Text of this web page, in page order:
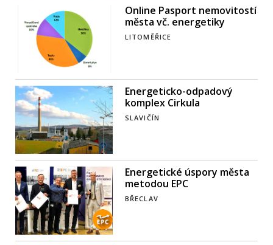
Online Pasport nemovitostí
města vč. energetiky
LITOMĚŘICE
Energeticko-odpadový
komplex Cirkula
SLAVIČÍN
Energetické úspory města
metodou EPC
BŘECLAV